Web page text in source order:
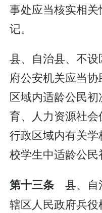
事处应当核实相
记。
县、自治县、不
府公安机关应当
区域内适龄公民
育、人力资源社
行政区域内有关
校学生中适龄公民
第十三条县、自
辖区人民政府兵